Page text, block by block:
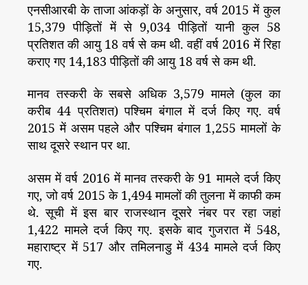
एनसीआरबी के ताजा आंकड़ों के अनुसार, वर्ष 2015 में कुल
15,379 पीड़ितों में से 9,034 पीड़ितों यानी कुल 58
प्रतिशत की आयु 18 वर्ष से कम थी. वहीं वर्ष 2016 में रिहा
कराए गए 14,183 पीड़ितों की आयु 18 वर्ष से कम थी.
मानव तस्करी के सबसे अधिक 3,579 मामले (कुल का
करीब 44 प्रतिशत) पश्चिम बंगाल में दर्ज किए गए. वर्ष
2015 में असम पहले और पश्चिम बंगाल 1,255 मामलों के
साथ दूसरे स्थान पर था.
असम में वर्ष 2016 में मानव तस्करी के 91 मामले दर्ज किए
गए, जो वर्ष 2015 के 1,494 मामलों की तुलना में काफी कम
थे. सूची में इस बार राजस्थान दूसरे नंबर पर रहा जहां
1,422 मामले दर्ज किए गए. इसके बाद गुजरात में 548,
महाराष्ट्र में 517 और तमिलनाडु में 434 मामले दर्ज किए
गए.